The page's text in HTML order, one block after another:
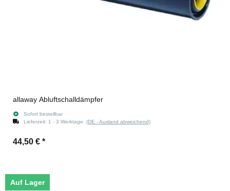
allaway Abluftschalldämpfer
Sofort bestellbar
Lieferzeit: 1 - 3 Werktage (DE - Ausland abweichend)
44,50 € *
Auf Lager